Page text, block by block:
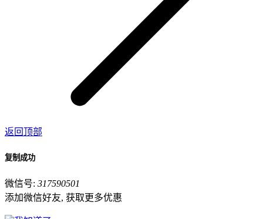
返回顶部
复制成功
微信号: 317590501
添加微信好友, 获取更多优惠